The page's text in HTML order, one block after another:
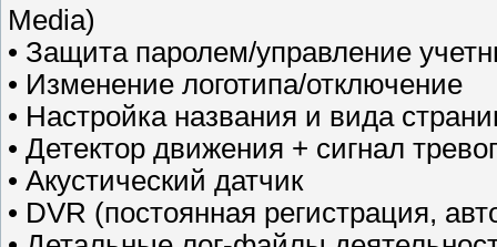
Media)
• Защита паролем/управление
• Изменение логотипа/отключение
• Настройка названия и вида
• Детектор движения + сигнал
• Акустический датчик
• DVR (постоянная регистрация,